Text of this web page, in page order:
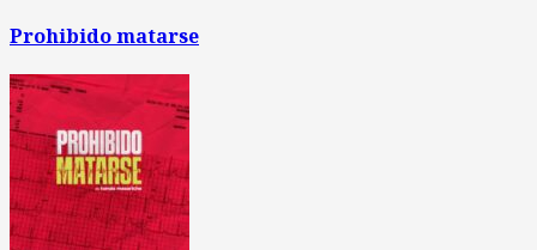
Prohibido matarse